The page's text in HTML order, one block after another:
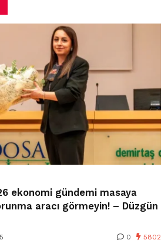
ekonomi gündemi masaya
aracı görmeyin! – Düzgün
0 5802